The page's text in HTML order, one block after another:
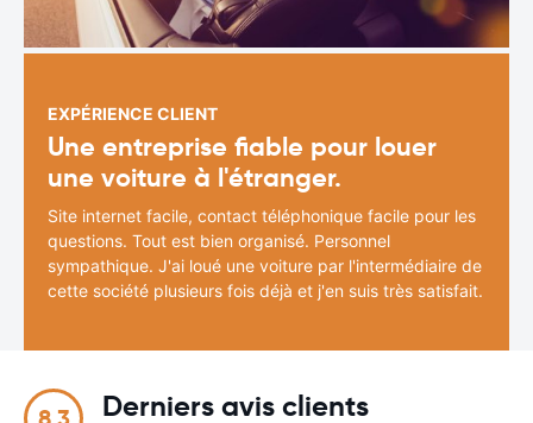
EXPÉRIENCE CLIENT
Une entreprise fiable pour louer
une voiture à l'étranger.
Site internet facile, contact téléphonique facile pour les
questions. Tout est bien organisé. Personnel
sympathique. J'ai loué une voiture par l'intermédiaire de
cette société plusieurs fois déjà et j'en suis très satisfait.
Derniers avis clients